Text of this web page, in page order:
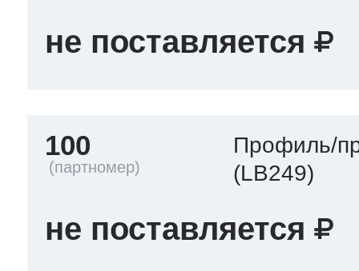
не поставляется
100
Профиль/
(LB249)
не поставляется